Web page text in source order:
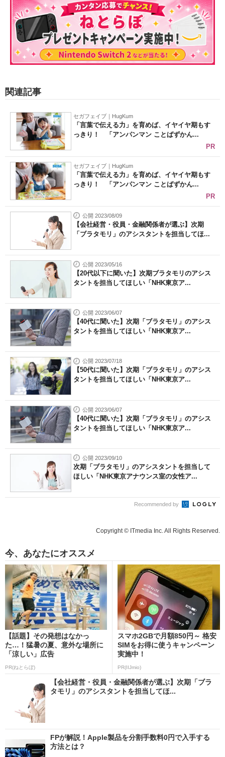
関連記事
セガフェイブ｜HugKum
「言葉で伝える力」を育めば、イヤイヤ期もす
っきり！ 「アンパンマン ことばずかん...
PR
セガフェイブ｜HugKum
「言葉で伝える力」を育めば、イヤイヤ期もす
っきり！ 「アンパンマン ことばずかん...
PR
公開 2023/08/09
【会社経営・役員・金融関係者が選ぶ】次期
「ブラタモリ」のアシスタントを担当してほ...
公開 2023/05/16
【20代以下に聞いた】次期ブラタモリのアシス
タントを担当してほしい「NHK東京ア...
公開 2023/06/07
【40代に聞いた】次期「ブラタモリ」のアシス
タントを担当してほしい「NHK東京ア...
公開 2023/07/18
【50代に聞いた】次期「ブラタモリ」のアシス
タントを担当してほしい「NHK東京ア...
公開 2023/06/07
【40代に聞いた】次期「ブラタモリ」のアシス
タントを担当してほしい「NHK東京ア...
公開 2023/09/10
次期「ブラタモリ」のアシスタントを担当して
ほしい「NHK東京アナウンス室の女性ア...
Recommended by
Copyright © ITmedia Inc. All Rights Reserved.
今、あなたにオススメ
【話題】その発想はなかっ
た…！猛暑の夏、意外な場所に
「涼しい」広告
PR(ねとらぼ)
スマホ2GBで月額850円～ 格安
SIMをお得に使うキャンペーン
実施中！
PR(IIJmio)
【会社経営・役員・金融関係者が選ぶ】次期「ブラ
タモリ」のアシスタントを担当してほ...
FPが解説！Apple製品を分割手数料0円で入手する
方法とは？